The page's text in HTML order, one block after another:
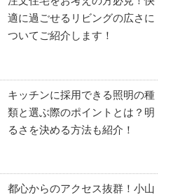
適に過ごせるリビングの広さに
ついてご紹介します！
キッチンに採用できる照明の種
類と選ぶ際のポイントとは？明
るさを決める方法も紹介！
都心からのアクセス抜群！小山